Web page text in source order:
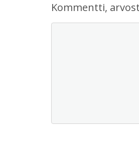
Kommentti,